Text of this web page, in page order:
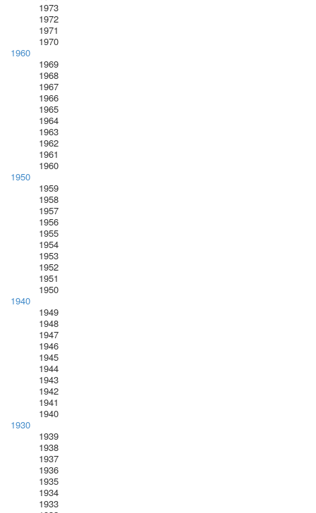
1973
1972
1971
1970
1960
1969
1968
1967
1966
1965
1964
1963
1962
1961
1960
1950
1959
1958
1957
1956
1955
1954
1953
1952
1951
1950
1940
1949
1948
1947
1946
1945
1944
1943
1942
1941
1940
1930
1939
1938
1937
1936
1935
1934
1933